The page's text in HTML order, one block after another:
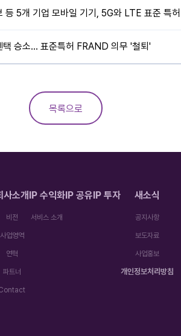
등 5개 기업 모바일 기기, 5G와 LTE 표준 특
승소… 표준특허 FRAND 의무 '철퇴'
목록으로
사소개
비전
사업영역
연혁
파트너
IP 수익화
서비스 소개
IP 공유IP 투자 새소식
공지사항
보도자료
사업홍보
개인정보처리방침